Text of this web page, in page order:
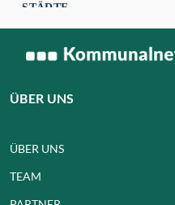
STÄDTE
ÜBER UNS
ÜBER UNS
TEAM